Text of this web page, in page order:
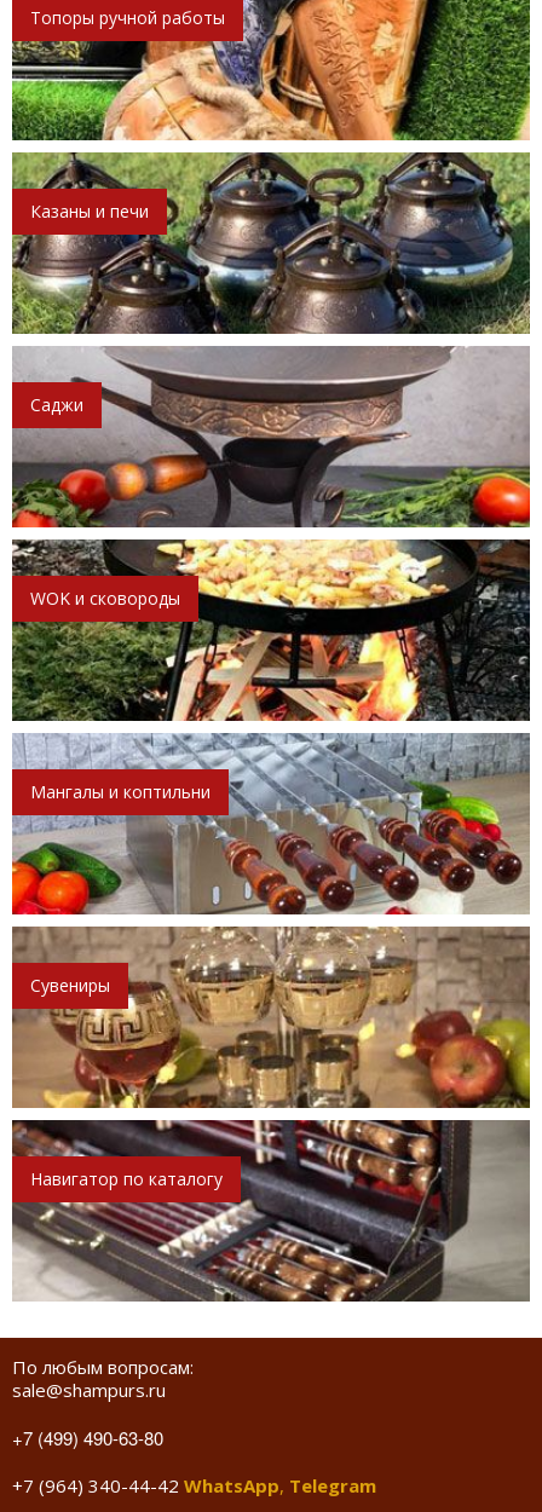
Топоры ручной работы
Казаны и печи
Саджи
WOK и сковороды
Мангалы и коптильни
Сувениры
Навигатор по каталогу
По любым вопросам:
sale@shampurs.ru
+7 (499) 490-63-80
+7 (964) 340-44-42 WhatsApp, Telegram